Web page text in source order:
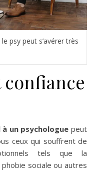
psy peut s’avérer très
confiance
un psychologue peut
ceux qui souffrent de
tels que la
sociale ou autres